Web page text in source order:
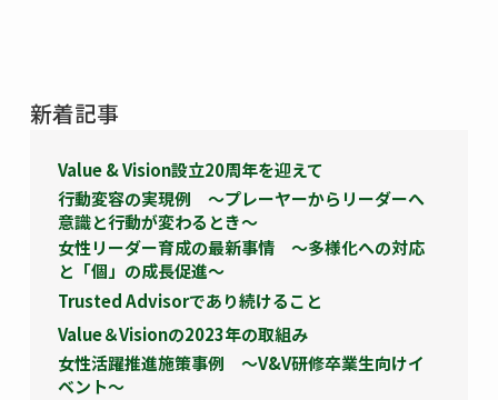
Value & Vision設立20周年を迎えて
行動変容の実現例 ～プレーヤーからリーダーへ
意識と行動が変わるとき～
女性リーダー育成の最新事情 ～多様化への対応
と「個」の成長促進～
Trusted Advisorであり続けること
Value＆Visionの2023年の取組み
女性活躍推進施策事例 ～V&V研修卒業生向けイ
ベント～
新着記事